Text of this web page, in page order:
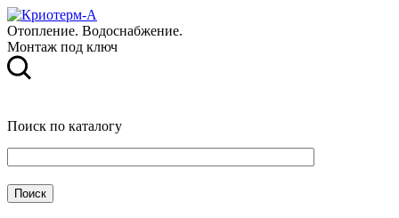
Отопление. Водоснабжение.
Монтаж под ключ
Поиск по каталогу